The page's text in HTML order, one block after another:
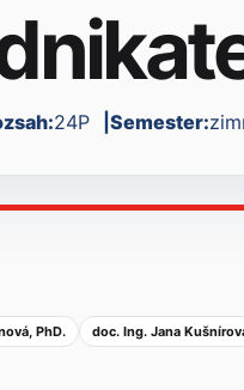
24P Semester:
PhD. doc. Ing. Jana